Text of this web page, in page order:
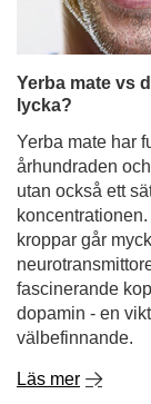
Yerba mate vs
lycka?
Yerba mate har
århundraden
utan också ett
kroppar går
fascinerande
dopamin - en
välbefinnande.
Läs mer